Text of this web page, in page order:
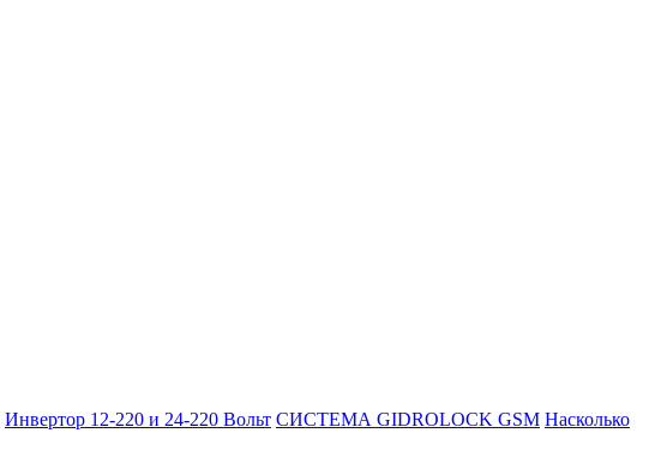
Инвертор 12-220 и 24-220 Вольт СИСТЕМА GIDROLOCK GSM Насколько